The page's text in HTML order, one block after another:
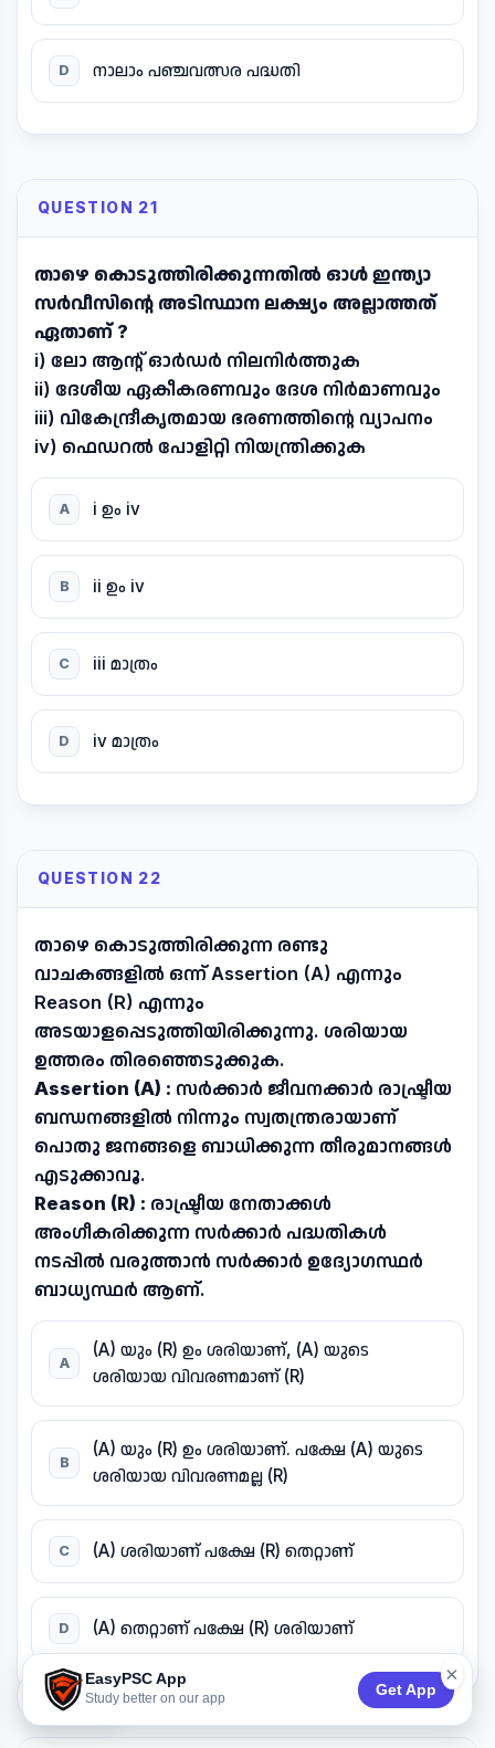
EasyPSC App
Study better on our app
Get App
×
74:53
D നാലാം പഞ്ചവത്സര പദ്ധതി
QUESTION 21
താഴെ കൊടുത്തിരിക്കുന്നതിൽ ഓൾ ഇന്ത്യാ
സർവീസിന്റെ അടിസ്ഥാന ലക്ഷ്യം അല്ലാത്തത്
ഏതാണ് ?
i) ലോ ആന്റ് ഓർഡർ നിലനിർത്തുക
ii) ദേശീയ ഏകീകരണവും ദേശ നിർമാണവും
iii) വികേന്ദ്രീകൃതമായ ഭരണത്തിന്റെ വ്യാപനം
iv) ഫെഡറൽ പോളിറ്റി നിയന്ത്രിക്കുക
A i ഉം iv
B ii ഉം iv
C iii മാത്രം
D iv മാത്രം
QUESTION 22
താഴെ കൊടുത്തിരിക്കുന്ന രണ്ടു
വാചകങ്ങളിൽ ഒന്ന് Assertion (A) എന്നും
Reason (R) എന്നും
അടയാളപ്പെടുത്തിയിരിക്കുന്നു. ശരിയായ
ഉത്തരം തിരഞ്ഞെടുക്കുക.
Assertion (A) : സർക്കാർ ജീവനക്കാർ രാഷ്ട്രീയ
ബന്ധനങ്ങളിൽ നിന്നും സ്വതന്ത്രരായാണ്
പൊതു ജനങ്ങളെ ബാധിക്കുന്ന തീരുമാനങ്ങൾ
എടുക്കാവൂ.
Reason (R) : രാഷ്ട്രീയ നേതാക്കൾ
അംഗീകരിക്കുന്ന സർക്കാർ പദ്ധതികൾ
നടപ്പിൽ വരുത്താൻ സർക്കാർ ഉദ്യോഗസ്ഥർ
ബാധ്യസ്ഥർ ആണ്.
A
(A) യും (R) ഉം ശരിയാണ്, (A) യുടെ
ശരിയായ വിവരണമാണ് (R)
B
(A) യും (R) ഉം ശരിയാണ്. പക്ഷേ (A) യുടെ
ശരിയായ വിവരണമല്ല (R)
C (A) ശരിയാണ് പക്ഷേ (R) തെറ്റാണ്
D (A) തെറ്റാണ് പക്ഷേ (R) ശരിയാണ്